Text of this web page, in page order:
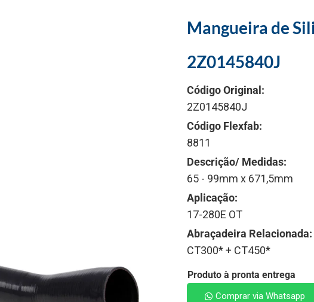
Mangueira de
2Z0145840J
Código Original:
2Z0145840J
Código Flexfab:
8811
Descrição/ Medidas:
65 - 99mm x 671,5mm
Aplicação:
17-280E OT
Abraçadeira Relacionada:
CT300* + CT450*
Produto à pronta entrega
Comprar via Whatsapp